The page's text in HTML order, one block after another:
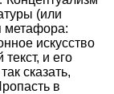
(или
метафора:
искусство
и его
сказать,
в